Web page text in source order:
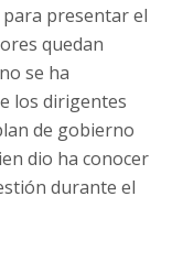
para presentar el
quedan
se ha
los dirigentes
de gobierno
dio ha conocer
durante el